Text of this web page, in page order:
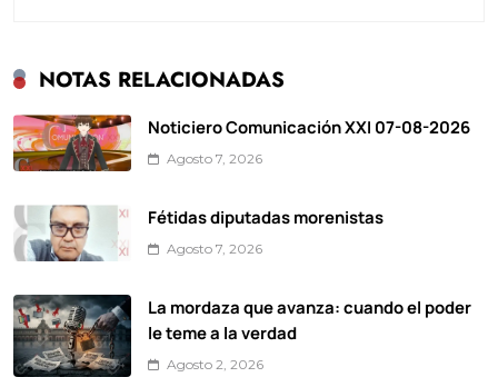
NOTAS RELACIONADAS
Noticiero Comunicación XXI 07-08-2026
Agosto 7, 2026
Fétidas diputadas morenistas
Agosto 7, 2026
La mordaza que avanza: cuando el poder
le teme a la verdad
Agosto 2, 2026